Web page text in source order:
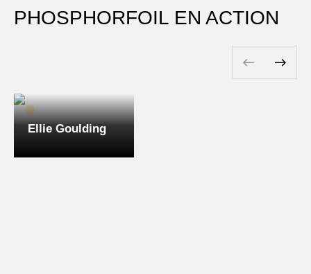
PHOSPHORFOIL EN ACTION
Ellie Goulding
Pepijn